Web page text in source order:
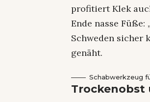
profitiert Klek
Ende nasse
Schweden sicher
genäht.
Schabwerkzeug
Trockenobst